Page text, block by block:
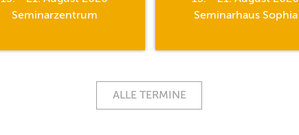
Seminarzentrum
Seminarhaus Sophia
ALLE TERMINE